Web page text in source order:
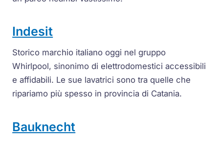
Indesit
Storico marchio italiano oggi nel gruppo
Whirlpool, sinonimo di elettrodomestici accessibili
e affidabili. Le sue lavatrici sono tra quelle che
ripariamo più spesso in provincia di Catania.
Bauknecht